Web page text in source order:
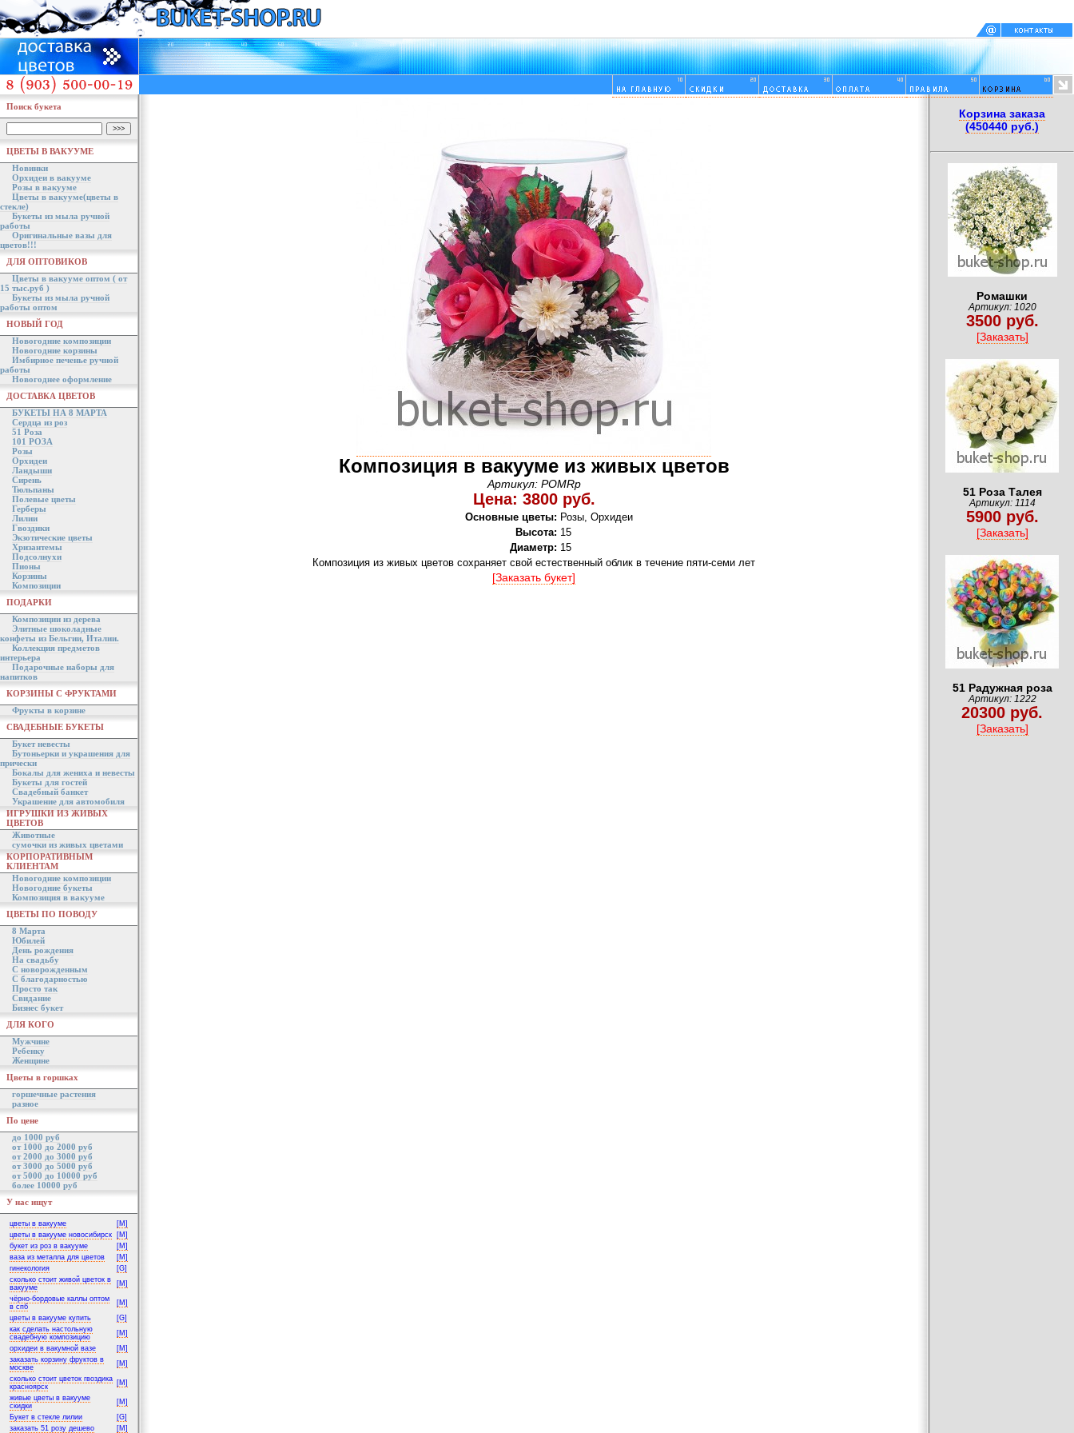
Поиск букета
ЦВЕТЫ В ВАКУУМЕ
Новинки
Орхидеи в вакууме
Розы в вакууме
Цветы в вакууме(цветы в
стекле)
Букеты из мыла ручной
работы
Оригинальные вазы для
цветов!!!
ДЛЯ ОПТОВИКОВ
Цветы в вакууме оптом ( от
15 тыс.руб )
Букеты из мыла ручной
работы оптом
НОВЫЙ ГОД
Новогодние композиции
Новогодние корзины
Имбирное печенье ручной
работы
Новогоднее оформление
ДОСТАВКА ЦВЕТОВ
БУКЕТЫ НА 8 МАРТА
Сердца из роз
51 Роза
101 РОЗА
Розы
Орхидеи
Ландыши
Сирень
Тюльпаны
Полевые цветы
Герберы
Лилии
Гвоздики
Экзотические цветы
Хризантемы
Подсолнухи
Пионы
Корзины
Композиции
ПОДАРКИ
Композиции из дерева
Элитные шоколадные
конфеты из Бельгии, Италии.
Коллекция предметов
интерьера
Подарочные наборы для
напитков
КОРЗИНЫ С ФРУКТАМИ
Фрукты в корзине
СВАДЕБНЫЕ БУКЕТЫ
Букет невесты
Бутоньерки и украшения для
прически
Бокалы для жениха и невесты
Букеты для гостей
Свадебный банкет
Украшение для автомобиля
ИГРУШКИ ИЗ ЖИВЫХ
ЦВЕТОВ
Животные
сумочки из живых цветами
КОРПОРАТИВНЫМ
КЛИЕНТАМ
Новогодние композиции
Новогодние букеты
Композиция в вакууме
ЦВЕТЫ ПО ПОВОДУ
8 Марта
Юбилей
День рождения
На свадьбу
С новорожденным
С благодарностью
Просто так
Свидание
Бизнес букет
ДЛЯ КОГО
Мужчине
Ребенку
Женщине
Цветы в горшках
горшечные растения
разное
По цене
до 1000 руб
от 1000 до 2000 руб
от 2000 до 3000 руб
от 3000 до 5000 руб
от 5000 до 10000 руб
более 10000 руб
У нас ищут
цветы в вакууме
[M]
цветы в вакууме новосибирск
[M]
букет из роз в вакууме
[M]
ваза из металла для цветов
[M]
гинекология
[G]
сколько стоит живой цветок в
вакууме
[M]
чёрно-бордовые каллы оптом
в спб
[M]
цветы в вакууме купить
[G]
как сделать настольную
свадебную композицию
[M]
орхидеи в вакумной вазе
[M]
заказать корзину фруктов в
москве
[M]
сколько стоит цветок гвоздика
красноярск
[M]
живые цветы в вакууме
скидки
[M]
Букет в стекле лилии
[G]
заказать 51 розу дешево
[M]
Композиция в вакууме из живых цветов
Артикул: POMRp
Цена: 3800 руб.
Основные цветы: Розы, Орхидеи
Высота: 15
Диаметр: 15
Композиция из живых цветов сохраняет свой естественный облик в течение пяти-семи лет
[Заказать букет]
Корзина заказа
(450440 руб.)
Ромашки
Артикул: 1020
3500 руб.
[Заказать]
51 Роза Талея
Артикул: 1114
5900 руб.
[Заказать]
51 Радужная роза
Артикул: 1222
20300 руб.
[Заказать]